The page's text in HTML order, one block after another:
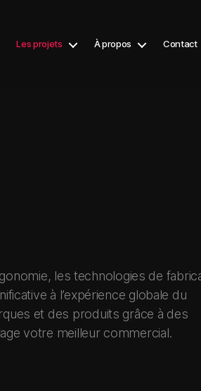
Les projets À propos Contact
les technologies de
à l’expérience globale du
et des produits grâce à des
votre meilleur commercial.